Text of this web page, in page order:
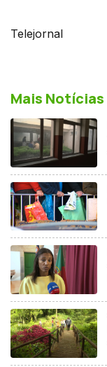
Telejornal
Mais Notícias